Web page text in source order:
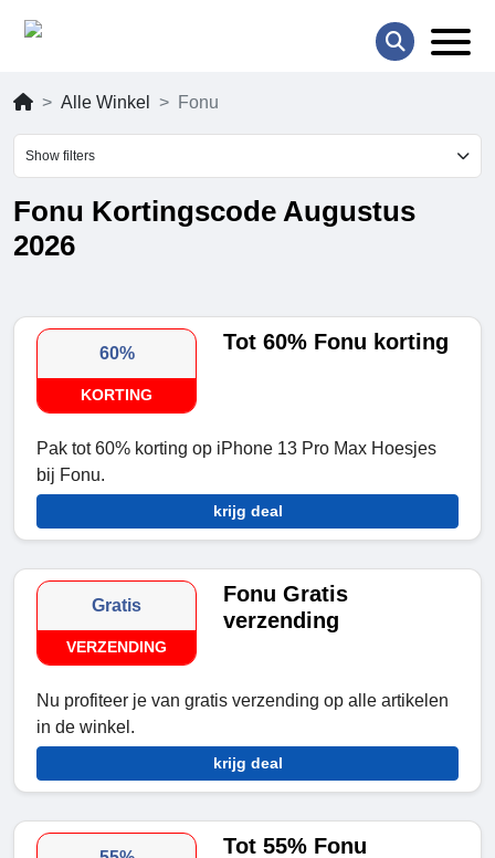
Alle Winkel Fonu
Show filters
Fonu Kortingscode Augustus
2026
60%
KORTING
Tot 60% Fonu korting
Pak tot 60% korting op iPhone 13 Pro Max Hoesjes
bij Fonu.
krijg deal
Gratis
VERZENDING
Fonu Gratis
verzending
Nu profiteer je van gratis verzending op alle artikelen
in de winkel.
krijg deal
Tot 55% Fonu